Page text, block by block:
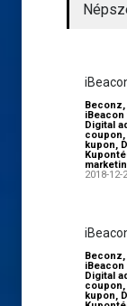
Beconz,
Digital
coupon,
kupon,
2018-12-
Beconz,
Digital
coupon,
kupon,